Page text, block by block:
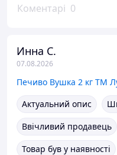
Коментарі 0
Инна С.
07.08.2026
Печиво Вушка 2 кг ТМ
Актуальний опис
Ввічливий продавець
Товар був у наявності